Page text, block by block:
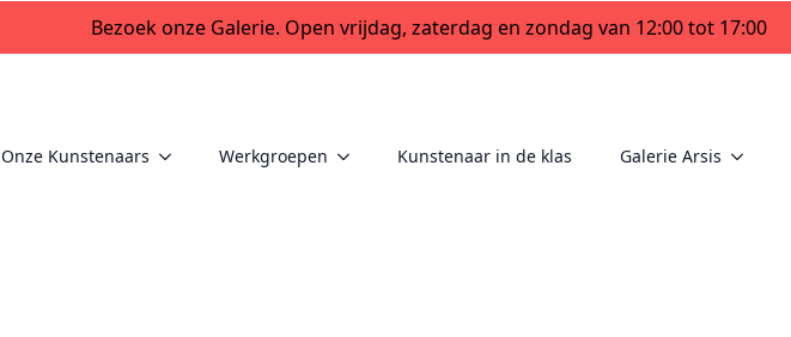
Bezoek onze Galerie. Open vrijdag, zaterdag en zondag van 12:00 tot 17:00
Onze Kunstenaars Werkgroepen Kunstenaar in de klas Galerie Arsis